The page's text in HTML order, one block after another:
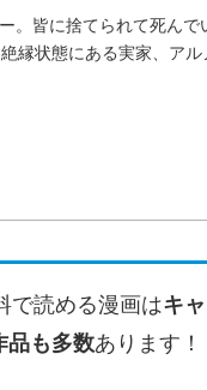
。皆に捨てられて死んで
縁状態にある実家、アル
で読める漫画はキ
品も多数あります！